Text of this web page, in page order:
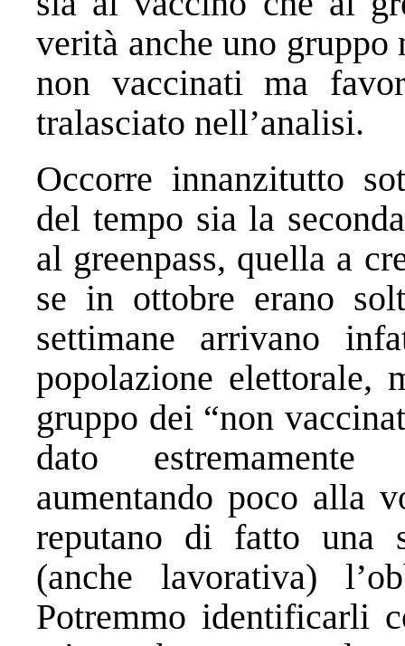
verità anche uno
non vaccinati ma
tralasciato nell’analisi.
Occorre innanzitutto
del tempo sia la
al greenpass, quella a
se in ottobre erano
settimane arrivano
popolazione elettorale,
gruppo dei “non
dato
aumentando poco alla
reputano di fatto una
(anche lavorativa)
Potremmo identificarli